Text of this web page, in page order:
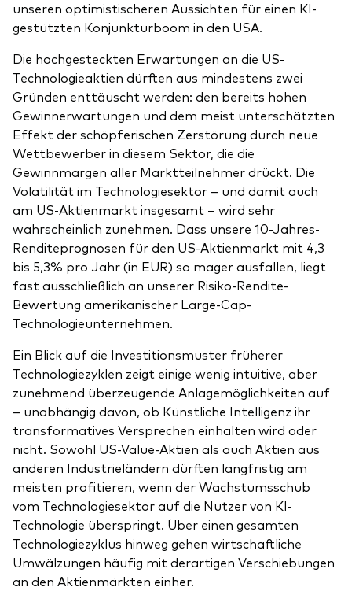
unseren optimistischeren Aussichten für einen KI-
gestützten Konjunkturboom in den USA.
Die hochgesteckten Erwartungen an die US-
Technologieaktien dürften aus mindestens zwei
Gründen enttäuscht werden: den bereits hohen
Gewinnerwartungen und dem meist unterschätzten
Effekt der schöpferischen Zerstörung durch neue
Wettbewerber in diesem Sektor, die die
Gewinnmargen aller Marktteilnehmer drückt. Die
Volatilität im Technologiesektor – und damit auch
am US-Aktienmarkt insgesamt – wird sehr
wahrscheinlich zunehmen. Dass unsere 10-Jahres-
Renditeprognosen für den US-Aktienmarkt mit 4,3
bis 5,3% pro Jahr (in EUR) so mager ausfallen, liegt
fast ausschließlich an unserer Risiko-Rendite-
Bewertung amerikanischer Large-Cap-
Technologieunternehmen.
Ein Blick auf die Investitionsmuster früherer
Technologiezyklen zeigt einige wenig intuitive, aber
zunehmend überzeugende Anlagemöglichkeiten auf
– unabhängig davon, ob Künstliche Intelligenz ihr
transformatives Versprechen einhalten wird oder
nicht. Sowohl US-Value-Aktien als auch Aktien aus
anderen Industrieländern dürften langfristig am
meisten profitieren, wenn der Wachstumsschub
vom Technologiesektor auf die Nutzer von KI-
Technologie überspringt. Über einen gesamten
Technologiezyklus hinweg gehen wirtschaftliche
Umwälzungen häufig mit derartigen Verschiebungen
an den Aktienmärkten einher.